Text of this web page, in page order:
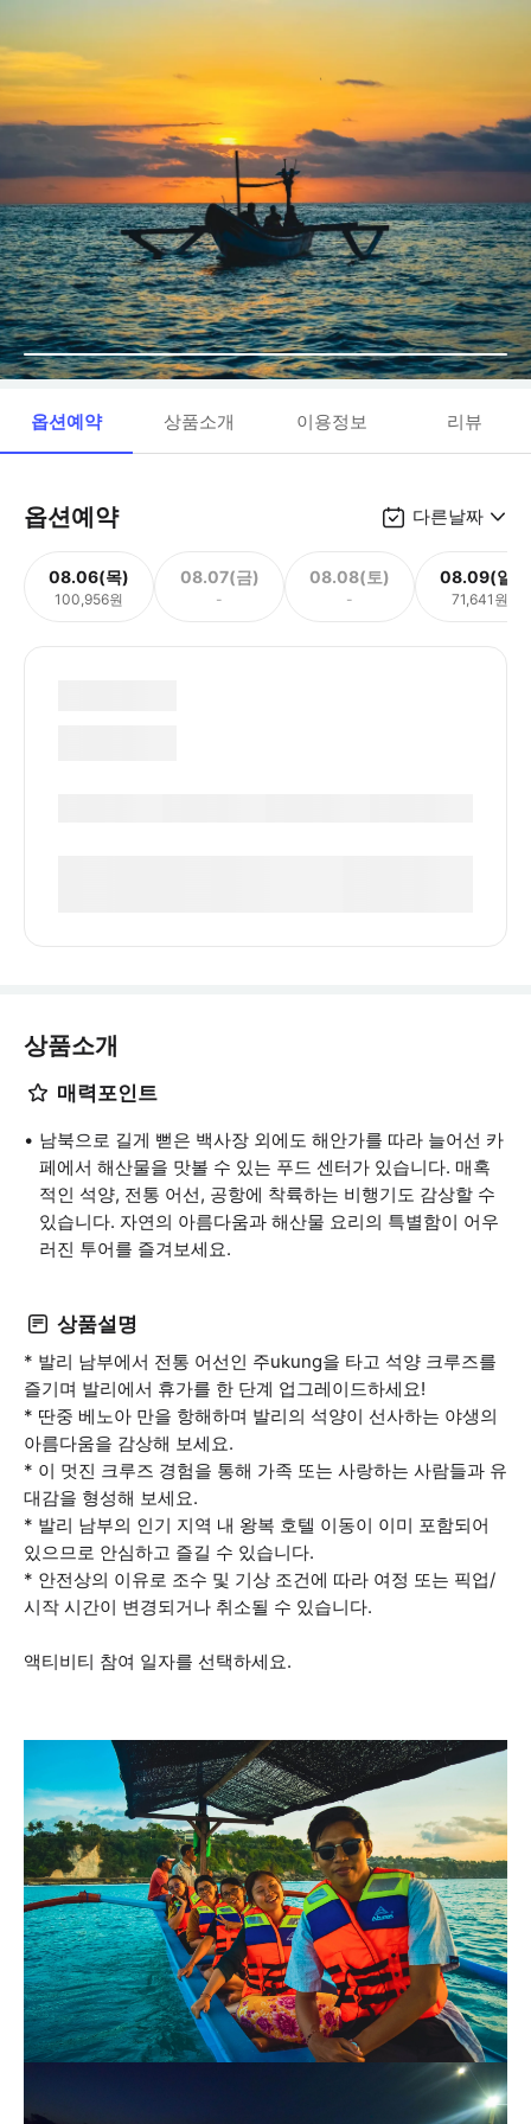
옵션예약 상품소개 이용정보 리뷰
옵션예약 다른날짜
08.06(목)
100,956원
08.07(금)
-
08.08(토)
-
08.09(일)
71,641원
상품소개
매력포인트
남북으로 길게 뻗은 백사장 외에도 해안가를 따라 늘어선 카
페에서 해산물을 맛볼 수 있는 푸드 센터가 있습니다. 매혹
적인 석양, 전통 어선, 공항에 착륙하는 비행기도 감상할 수
있습니다. 자연의 아름다움과 해산물 요리의 특별함이 어우
러진 투어를 즐겨보세요.
상품설명
* 발리 남부에서 전통 어선인 주ukung을 타고 석양 크루즈를
즐기며 발리에서 휴가를 한 단계 업그레이드하세요!
* 딴중 베노아 만을 항해하며 발리의 석양이 선사하는 야생의
아름다움을 감상해 보세요.
* 이 멋진 크루즈 경험을 통해 가족 또는 사랑하는 사람들과 유
대감을 형성해 보세요.
* 발리 남부의 인기 지역 내 왕복 호텔 이동이 이미 포함되어
있으므로 안심하고 즐길 수 있습니다.
* 안전상의 이유로 조수 및 기상 조건에 따라 여정 또는 픽업/
시작 시간이 변경되거나 취소될 수 있습니다.
액티비티 참여 일자를 선택하세요.